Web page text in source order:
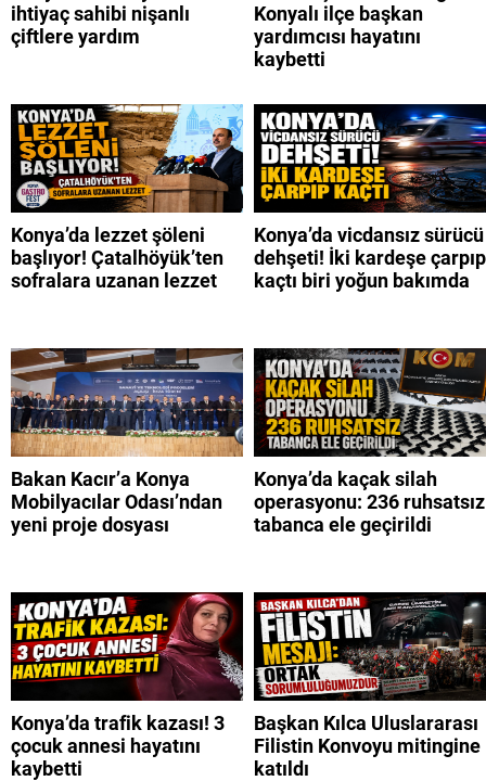
ihtiyaç sahibi nişanlı
çiftlere yardım
Konyalı ilçe başkan
yardımcısı hayatını
kaybetti
Konya’da lezzet şöleni
başlıyor! Çatalhöyük’ten
sofralara uzanan lezzet
Konya’da vicdansız sürücü
dehşeti! İki kardeşe çarpıp
kaçtı biri yoğun bakımda
Bakan Kacır’a Konya
Mobilyacılar Odası’ndan
yeni proje dosyası
Konya’da kaçak silah
operasyonu: 236 ruhsatsız
tabanca ele geçirildi
Konya’da trafik kazası! 3
çocuk annesi hayatını
kaybetti
Başkan Kılca Uluslararası
Filistin Konvoyu mitingine
katıldı